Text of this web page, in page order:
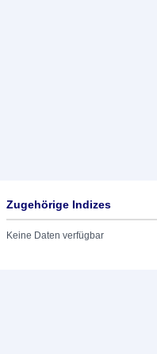
Zugehörige Indizes
Keine Daten verfügbar